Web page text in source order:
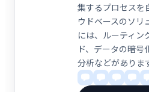
集するプロセスを
ウドベースのソリ
には、ルーティン
ド、データの暗号
分析などがありま